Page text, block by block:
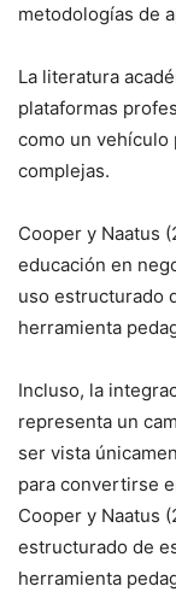
metodologías de
La literatura
plataformas
como un vehículo
complejas.
Cooper y Naatus
educación en
uso estructurado
herramienta
Incluso, la
representa un
ser vista
para convertirse
Cooper y Naatus
estructurado de
herramienta